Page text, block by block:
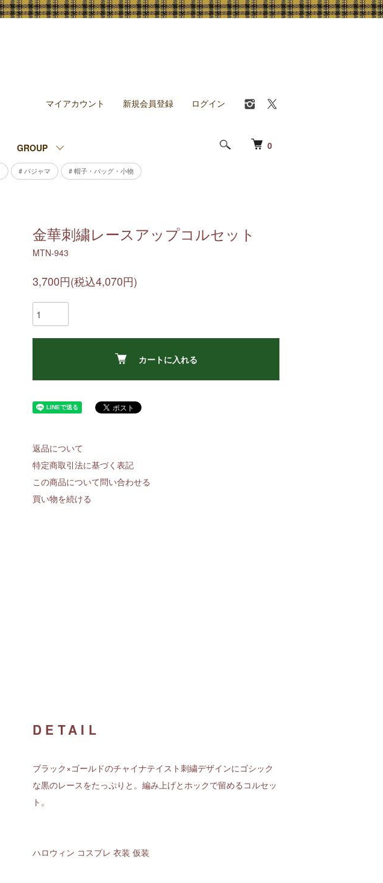
0
GROUP
マイアカウント 新規会員登録 ログイン
# パジャマ # 帽子・バッグ・小物
金華刺繍レースアップコルセット
MTN-943
3,700円(税込4,070円)
カートに入れる
返品について
特定商取引法に基づく表記
この商品について問い合わせる
買い物を続ける
DETAIL
ブラック×ゴールドのチャイナテイスト刺繍デザインにゴシック
な黒のレースをたっぷりと。編み上げとホックで留めるコルセッ
ト。
ハロウィン コスプレ 衣装 仮装